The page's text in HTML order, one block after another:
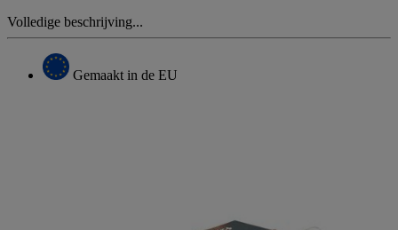
Volledige beschrijving...
Gemaakt in de EU